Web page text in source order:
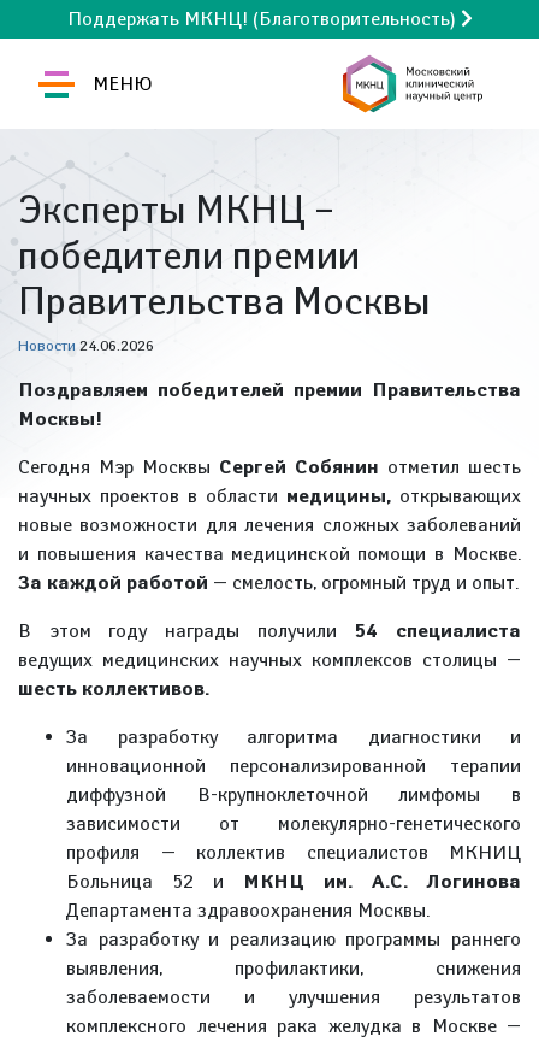
Поддержать МКНЦ! (Благотворительность)
МЕНЮ
Эксперты МКНЦ –
победители премии
Правительства Москвы
Новости 24.06.2026
Поздравляем победителей премии Правительства
Москвы!
Сегодня Мэр Москвы Сергей Собянин отметил шесть
научных проектов в области медицины, открывающих
новые возможности для лечения сложных заболеваний
и повышения качества медицинской помощи в Москве.
За каждой работой — смелость, огромный труд и опыт.
В этом году награды получили 54 специалиста
ведущих медицинских научных комплексов столицы —
шесть коллективов.
За разработку алгоритма диагностики и
инновационной персонализированной терапии
диффузной В-крупноклеточной лимфомы в
зависимости от молекулярно-генетического
профиля — коллектив специалистов МКНИЦ
Больница 52 и
МКНЦ им. А.С. Логинова
Департамента здравоохранения Москвы.
За разработку и реализацию программы раннего
выявления, профилактики, снижения
заболеваемости и улучшения результатов
комплексного лечения рака желудка в Москве —